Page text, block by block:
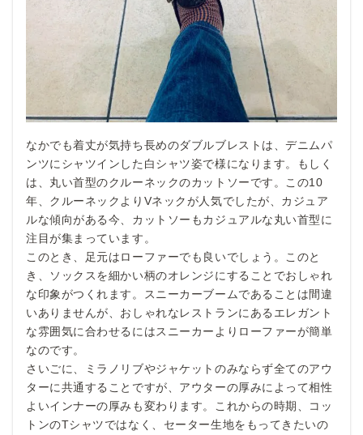
なかでも着丈が気持ち長めのダブルブレストは、デニムパ
ンツにシャツインした白シャツ姿で様になります。もしく
は、丸い首型のクルーネックのカットソーです。この10
年、クルーネックよりVネックが人気でしたが、カジュア
ルな傾向がある今、カットソーもカジュアルな丸い首型に
注目が集まっています。
このとき、足元はローファーでも良いでしょう。このと
き、ソックスを細かい柄のオレンジにすることでおしゃれ
な印象がつくれます。スニーカーブームであることは間違
いありませんが、おしゃれなレストランにあるエレガント
な雰囲気に合わせるにはスニーカーよりローファーが簡単
なのです。
さいごに、ミラノリブやジャケットのみならず全てのアウ
ターに共通することですが、アウターの厚みによって相性
よいインナーの厚みも変わります。これからの時期、コッ
トンのTシャツではなく、セーター生地をもってきたいの